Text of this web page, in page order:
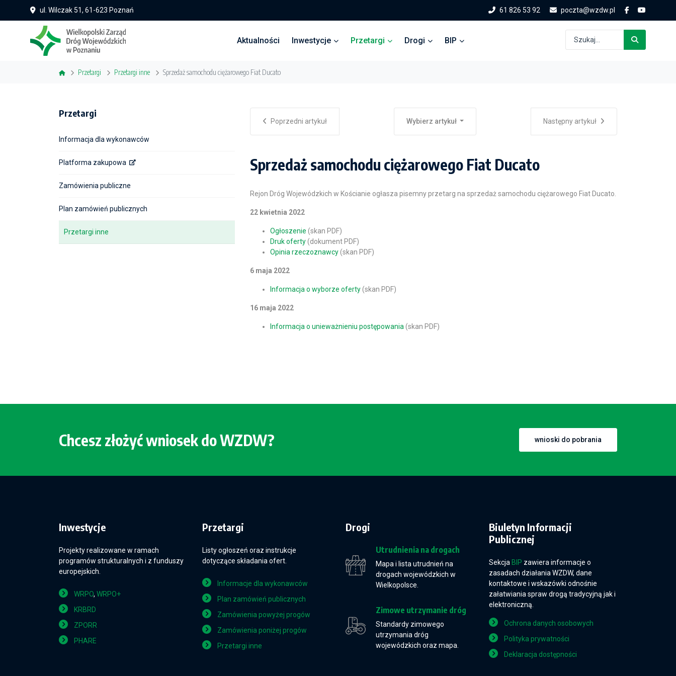
ul. Wilczak 51, 61-623 Poznań 61 826 53 92 poczta@wzdw.pl
Aktualności Inwestycje Przetargi Drogi BIP
Przetargi Przetargi inne Sprzedaż samochodu ciężarowego Fiat Ducato
Przetargi
Informacja dla wykonawców
Platforma zakupowa
Zamówienia publiczne
Plan zamówień publicznych
Przetargi inne
Poprzedni artykuł Wybierz artykuł Następny artykuł
Sprzedaż samochodu ciężarowego Fiat Ducato
Rejon Dróg Wojewódzkich w Kościanie ogłasza pisemny przetarg na sprzedaż samochodu ciężarowego Fiat Ducato.
22 kwietnia 2022
Ogłoszenie (skan PDF)
Druk oferty(dokument PDF)
Opinia rzeczoznawcy(skan PDF)
6 maja 2022
Informacja o wyborze oferty(skan PDF)
16 maja 2022
Informacja o unieważnieniu postępowania (skan PDF)
Chcesz złożyć wniosek do WZDW? wnioski do pobrania
Inwestycje
Projekty realizowane w ramach
programów strukturalnych i z funduszy
europejskich.
WRPO, WRPO+
KRBRD
ZPORR
PHARE
Przetargi
Listy ogłoszeń oraz instrukcje
dotyczące składania ofert.
Informacje dla wykonawców
Plan zamówień publicznych
Zamówienia powyżej progów
Zamówienia poniżej progów
Przetargi inne
Drogi
Utrudnienia na drogach
Mapa i lista utrudnień na
drogach wojewódzkich w
Wielkopolsce.
Zimowe utrzymanie dróg
Standardy zimowego
utrzymania dróg
wojewódzkich oraz mapa.
Biuletyn Informacji
Publicznej
Sekcja BIP zawiera informacje o
zasadach działania WZDW, dane
kontaktowe i wskazówki odnośnie
załatwiania spraw drogą tradycyjną jak i
elektroniczną.
Ochrona danych osobowych
Polityka prywatności
Deklaracja dostępności